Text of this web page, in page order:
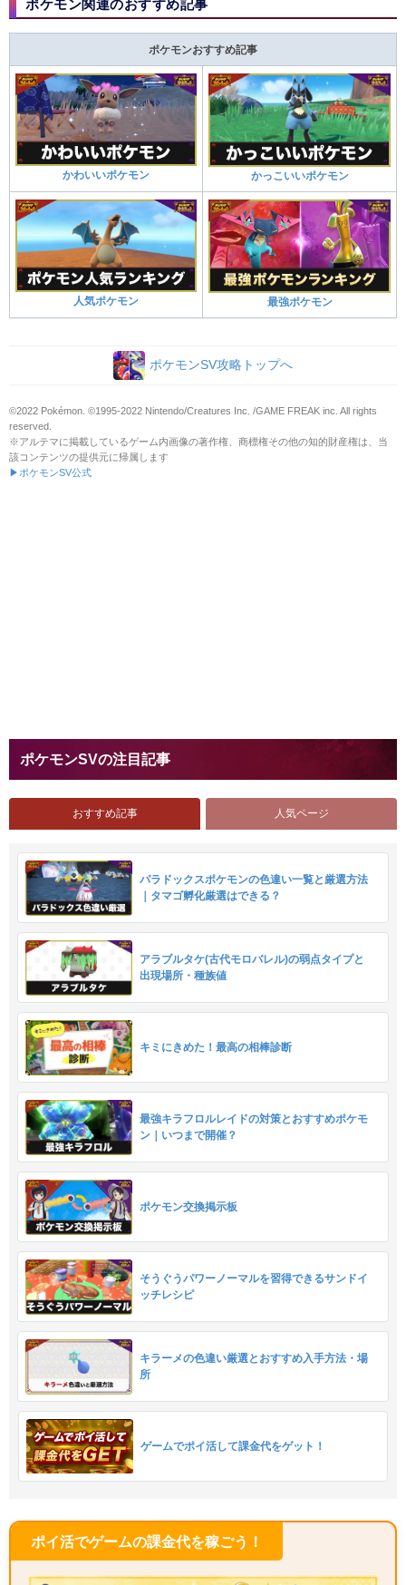
ポケモン関連のおすすめ記事
ポケモンおすすめ記事
かわいいポケモン かっこいいポケモン
人気ポケモン 最強ポケモン
ポケモンSV攻略トップへ
©2022 Pokémon. ©1995-2022 Nintendo/Creatures Inc. /GAME FREAK inc. All rights
reserved.
※アルテマに掲載しているゲーム内画像の著作権、商標権その他の知的財産権は、当
該コンテンツの提供元に帰属します
▶ポケモンSV公式
ポケモンSVの注目記事
おすすめ記事 人気ページ
パラドックスポケモンの色違い一覧と厳選方法
｜タマゴ孵化厳選はできる？
アラブルタケ(古代モロバレル)の弱点タイプと
出現場所・種族値
キミにきめた！最高の相棒診断
最強キラフロルレイドの対策とおすすめポケモ
ン｜いつまで開催？
ポケモン交換掲示板
そうぐうパワーノーマルを習得できるサンドイ
ッチレシピ
キラーメの色違い厳選とおすすめ入手方法・場
所
ゲームでポイ活して課金代をゲット！
ポイ活でゲームの課金代を稼ごう！